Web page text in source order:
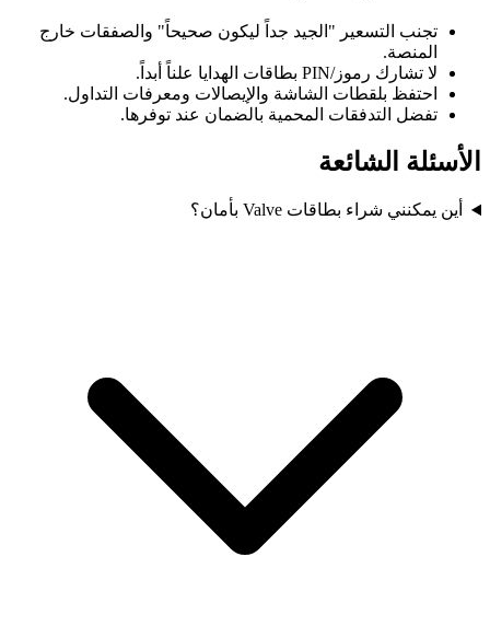
تجنب التسعير "الجيد جداً ليكون صحيحاً" والصفقات خارج
المنصة.
لا تشارك رموز/PIN بطاقات الهدايا علناً أبداً.
احتفظ بلقطات الشاشة والإيصالات ومعرفات التداول.
تفضل التدفقات المحمية بالضمان عند توفرها.
الأسئلة الشائعة
أين يمكنني شراء بطاقات Valve بأمان؟